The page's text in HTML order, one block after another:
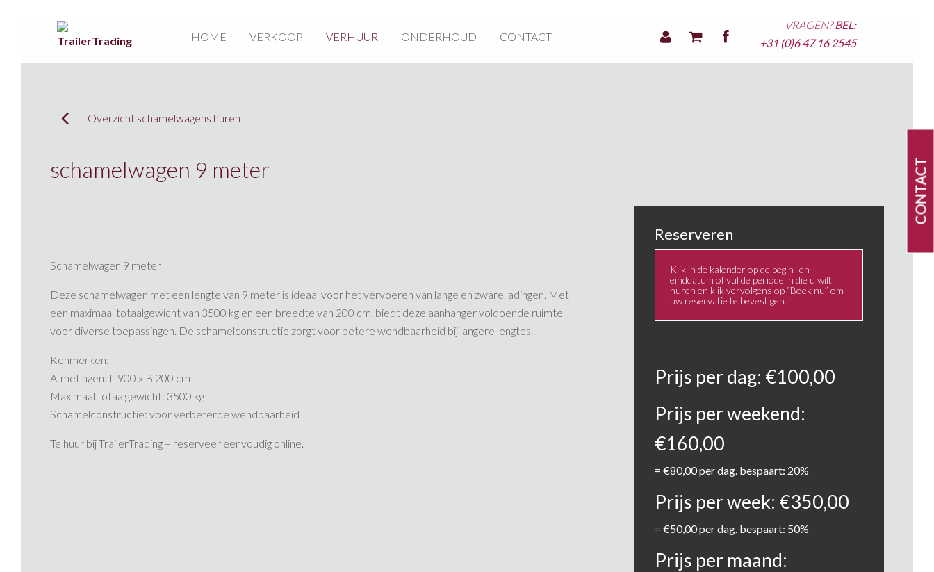
HOME VERKOOP VERHUUR ONDERHOUD CONTACT
VRAGEN?BEL:
+31 (0)6 47 16 2545
Overzicht schamelwagens huren
schamelwagen 9 meter
Schamelwagen 9 meter
Deze schamelwagen met een lengte van 9 meter is ideaal voor het vervoeren van lange en zware ladingen. Met
een maximaal totaalgewicht van 3500 kg en een breedte van 200 cm, biedt deze aanhanger voldoende ruimte
voor diverse toepassingen. De schamelconstructie zorgt voor betere wendbaarheid bij langere lengtes.​
Kenmerken:
Afmetingen: L 900 x B 200 cm
Maximaal totaalgewicht: 3500 kg
Schamelconstructie: voor verbeterde wendbaarheid​
Te huur bij TrailerTrading – reserveer eenvoudig online.
Reserveren
Klik in de kalender op de begin- en
einddatum of vul de periode in die u wilt
huren en klik vervolgens op “Boek nu” om
uw reservatie te bevestigen.
Prijs per dag: €100,00
Prijs per weekend:
€160,00
= €80,00per dag. bespaart: 20%
Prijs per week: €350,00
= €50,00per dag. bespaart: 50%
Prijs per maand:
CONTACT